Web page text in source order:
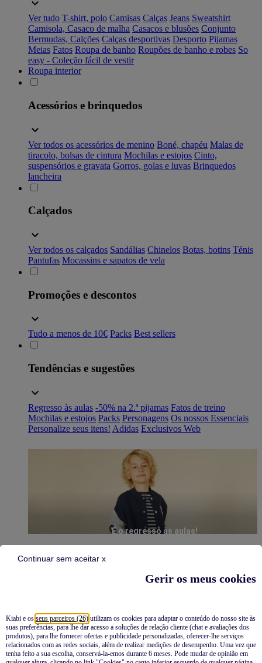
Gerir os meus cookies
Kiabi e os seus parceiros (26) utilizam os cookies para adaptar o conteúdo do nosso site às
suas preferências, para lhe dar acesso a soluções de relação cliente (chat e avaliações dos
produtos), para lhe fornecer ofertas e publicidade personalizadas, oferecer-lhe serviços
relacionados com as redes sociais, além de realizar medições de desempenho. Uma vez que
tenha feito a sua escolha, conservá-la-emos durante 6 meses. Pode mudar de opinião em
Continuar sem aceitar x
Ver tudo T-shirt, polo Camisas Calças Jeans Sweatshirt
Camisola, Casaco de malha Casacos e blusões Conjunto
Bermudas, Calções Calças desportivas Desporto Pijamas
Meias Fatos Roupa de banho Roupões de banho e robes So
easy - Coleção fácil de vestir
Roupa interior
Acessórios e brinquedos
Ver todos os acessórios de menino Boné, chapéu Malas de
tiracolo, bolsas de cintura Mochilas e estojos Cinto,
suspensórios e gravata Gorros, golas e luvas Brinquedos
lancheira
Calçados
Ver todos os calçados Sandálias Chinelos Botas, botins Ténis
Pantufas Mocassins e sapatos de vela
Promoções e descontos
Tudo a menos de 10€ Packs Best sellers
Tendências e sugestões
Regresso às aulas -50% na 2.ª pijamas Fatos de treino
Mochilas e estojos Packs Personagens Os nossos Essenciais
Personalize seus itens! Adidas Exclusivos Web
É o regresso às aulas!
Pijamas
Novidades